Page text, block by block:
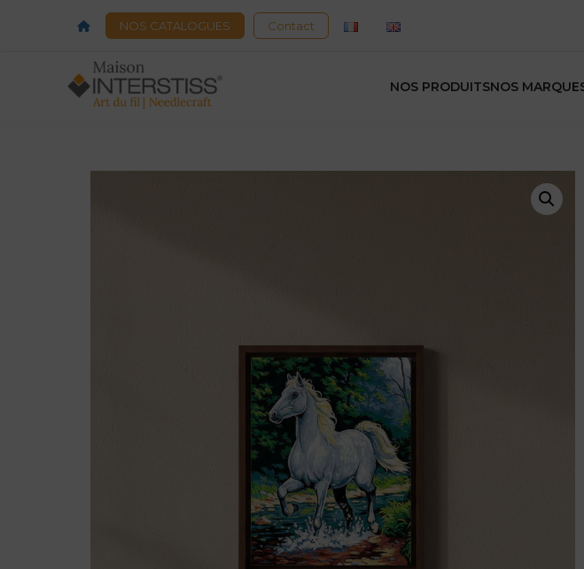
AcceuilNOS CATALOGUES Contact
NOS PRODUITSNOS